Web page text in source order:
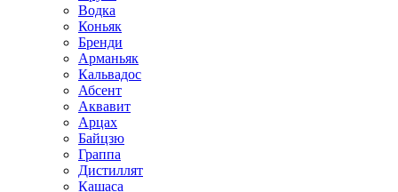
Водка
Коньяк
Бренди
Арманьяк
Кальвадос
Абсент
Аквавит
Арцах
Байцзю
Граппа
Дистиллят
Кашаса